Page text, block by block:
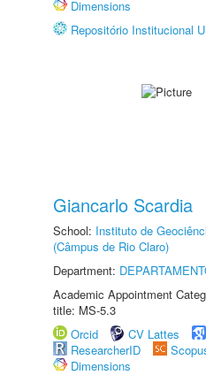
Dimensions
Repositório Institucional
Giancarlo Scardia
School: Instituto de
(Câmpus de Rio Claro)
Department:
Academic Appointment
title: MS-5.3
Orcid
CV Lattes
ResearcherID
Dimensions